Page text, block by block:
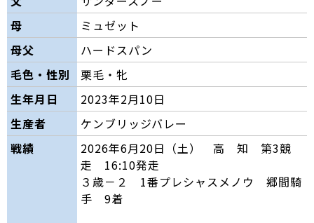
母
ミュゼット
母父
ハードスパン
毛色・性別
栗毛・牝
生年月日
2023年2月10日
生産者
ケンブリッジバレー
戦績
2026年6月20日（土） 高 知 第3競
走 16:10発走
３歳－２ 1番プレシャスメノウ 郷間騎
手 9着